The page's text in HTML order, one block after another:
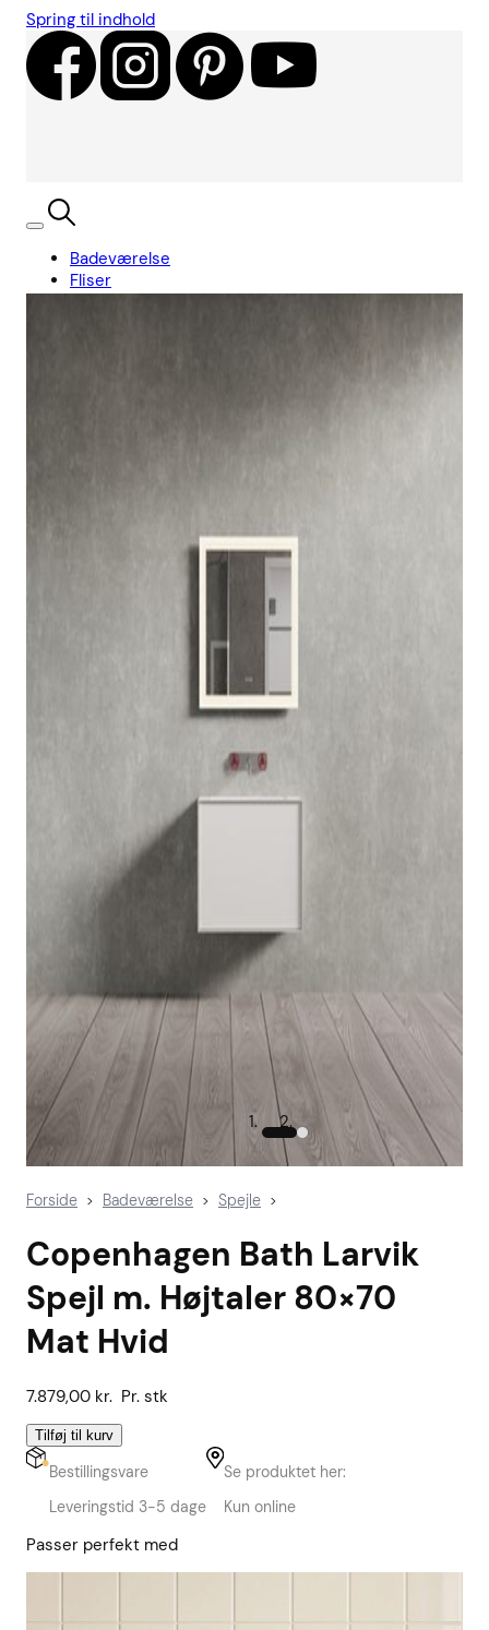
Spring til indhold
Badeværelse
Fliser
Forside > Badeværelse > Spejle >
Copenhagen Bath Larvik
Spejl m. Højtaler 80×70
Mat Hvid
7.879,00 kr. Pr. stk
Tilføj til kurv
Bestillingsvare
Leveringstid 3-5 dage
Se produktet her:
Kun online
Passer perfekt med